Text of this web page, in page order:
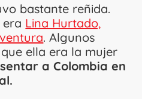
bastante reñida.
Lina Hurtado,
. Algunos
ella era la mujer
a Colombia en